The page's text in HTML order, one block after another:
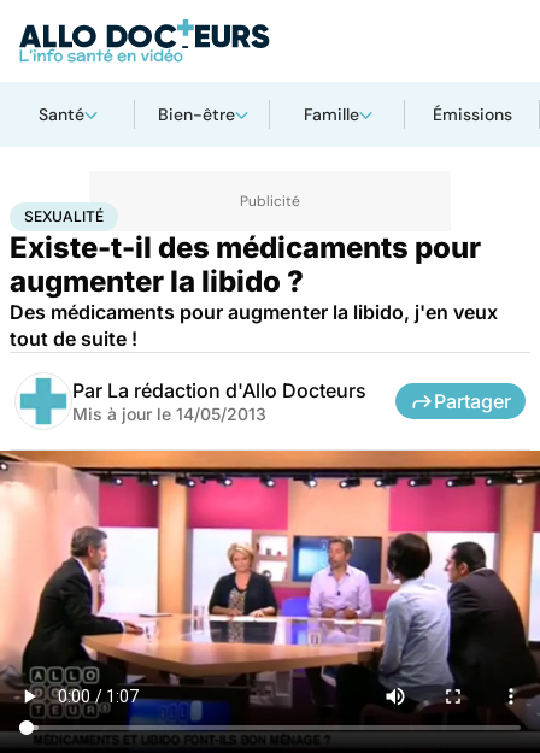
Santé Bien-être Famille Émissions
AccueilBien-être
SEXUALITÉ
Existe-t-il des médicaments pour
augmenter la libido ?
Des médicaments pour augmenter la libido, j'en veux
tout de suite !
Par La rédaction d'Allo Docteurs
Mis à jour le 14/05/2013
Partager